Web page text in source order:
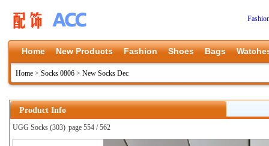
Home New Products Fashion Shoes Bags
Home > Socks 0806 > New Socks Dec
Product Info
UGG Socks (303) page 554 / 562